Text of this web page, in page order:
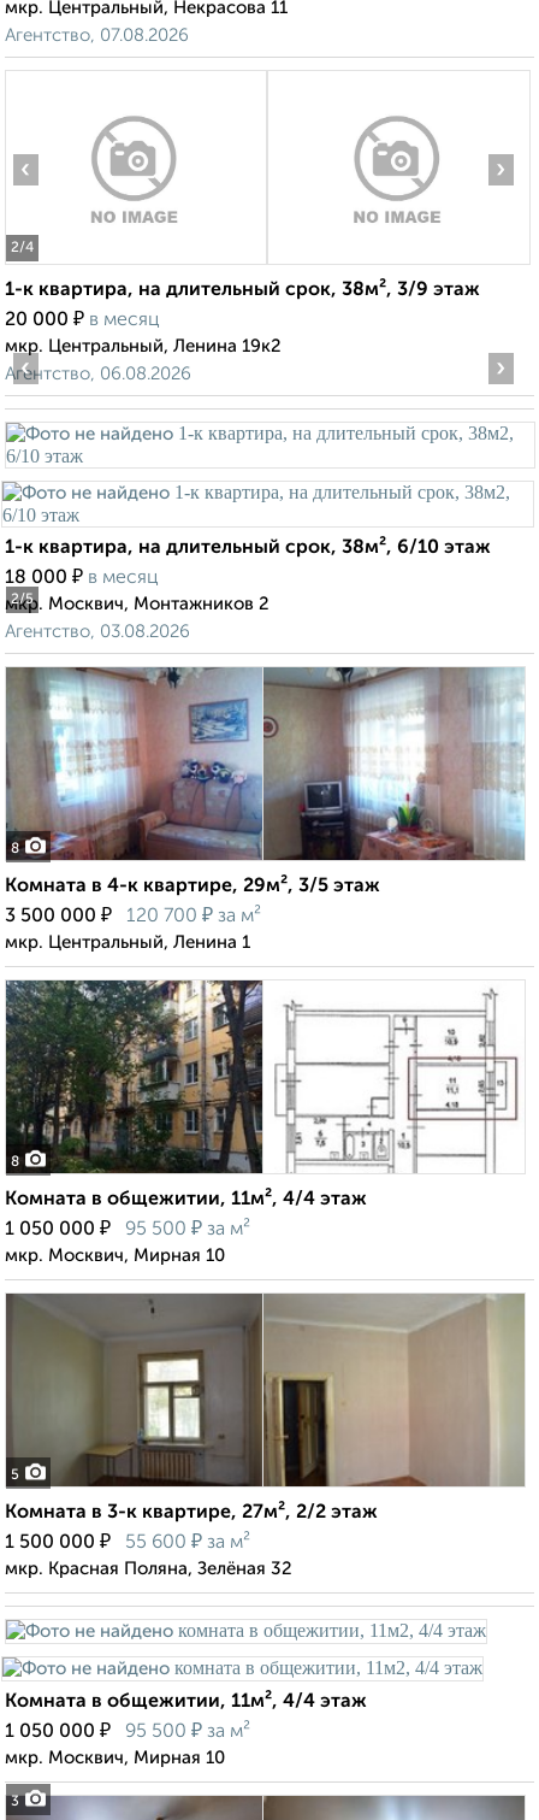
мкр. Центральный, Некрасова 11
Агентство, 07.08.2026
2/4
‹ ›
1-к квартира, на длительный срок, 38м², 3/9 этаж
20 000 ₽ в месяц
мкр. Центральный, Ленина 19к2
Агентство, 06.08.2026
2/5
‹ ›
1-к квартира, на длительный срок, 38м², 6/10 этаж
18 000 ₽ в месяц
мкр. Москвич, Монтажников 2
Агентство, 03.08.2026
8
Комната в 4-к квартире, 29м², 3/5 этаж
3 500 000 ₽ 120 700 ₽ за м²
мкр. Центральный, Ленина 1
8
Комната в общежитии, 11м², 4/4 этаж
1 050 000 ₽ 95 500 ₽ за м²
мкр. Москвич, Мирная 10
5
Комната в 3-к квартире, 27м², 2/2 этаж
1 500 000 ₽ 55 600 ₽ за м²
мкр. Красная Поляна, Зелёная 32
3
Комната в общежитии, 11м², 4/4 этаж
1 050 000 ₽ 95 500 ₽ за м²
мкр. Москвич, Мирная 10